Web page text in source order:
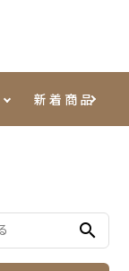
新着商品
・スパチュラsearch